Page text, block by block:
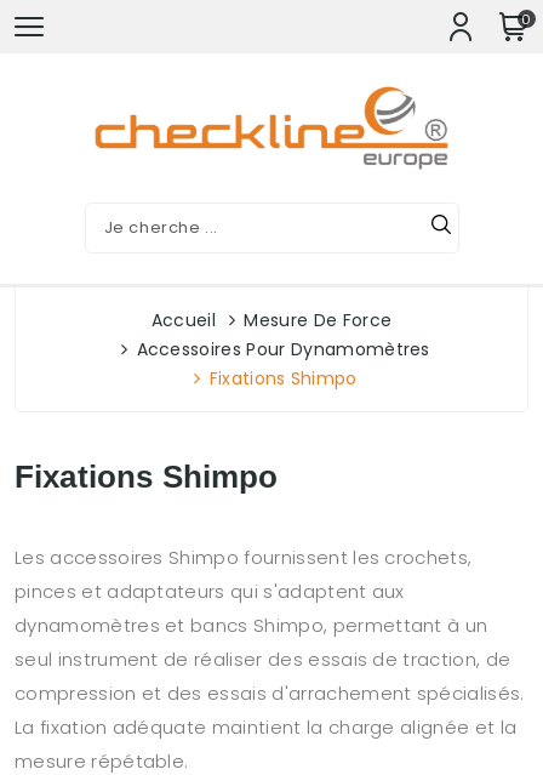
0
Accueil
Mesure De Force
Accessoires Pour Dynamomètres
Fixations Shimpo
Fixations Shimpo
Les accessoires Shimpo fournissent les crochets,
pinces et adaptateurs qui s'adaptent aux
dynamomètres et bancs Shimpo, permettant à un
seul instrument de réaliser des essais de traction, de
compression et des essais d'arrachement spécialisés.
La fixation adéquate maintient la charge alignée et la
mesure répétable.